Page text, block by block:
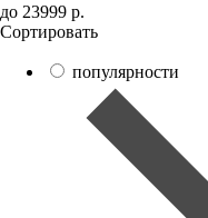
до 23999 р.
Сортировать
популярности